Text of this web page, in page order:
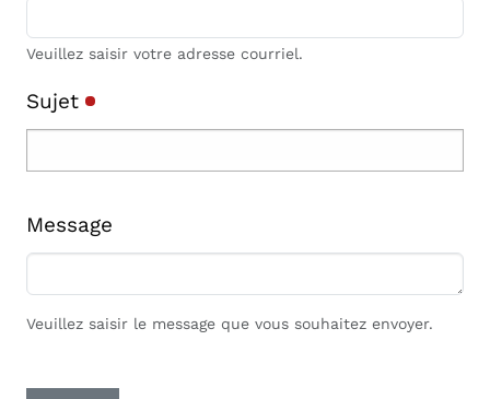
Veuillez saisir votre adresse courriel.
Sujet
Message
Veuillez saisir le message que vous souhaitez envoyer.